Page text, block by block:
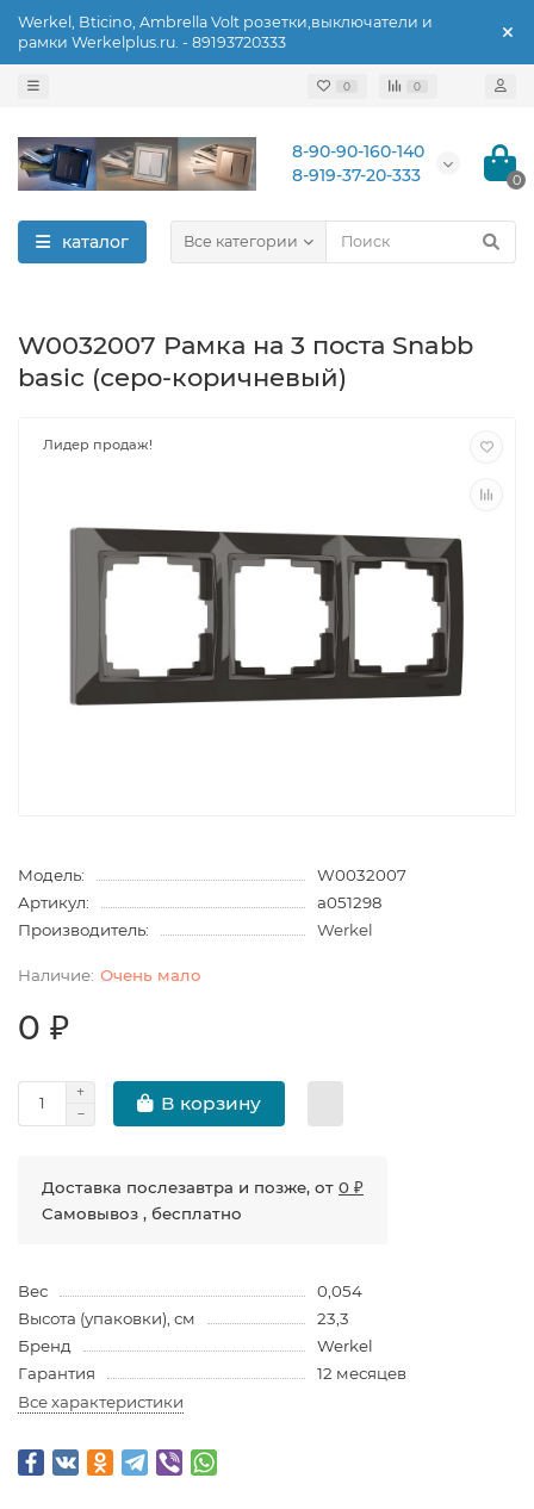
Werkel, Bticino, Ambrella Volt розетки,выключатели и
рамки Werkelplus.ru. - 89193720333
0 0
8-90-90-160-140
8-919-37-20-333
0
каталог Все категории
W0032007 Рамка на 3 поста Snabb
basic (серо-коричневый)
Лидер продаж!
Модель:
W0032007
Артикул:
a051298
Производитель:
Werkel
Очень мало
0 ₽
В корзину
Доставка послезавтра и позже, от 0 ₽
Самовывоз , бесплатно
Вес
0,054
Высота (упаковки), см
23,3
Бренд
Werkel
Гарантия
12 месяцев
Все характеристики